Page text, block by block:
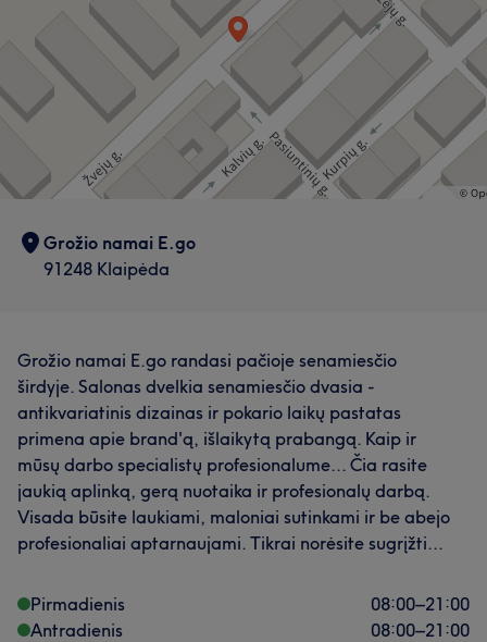
Grožio namai E.go
91248 Klaipėda
Grožio namai E.go randasi pačioje senamiesčio
širdyje. Salonas dvelkia senamiesčio dvasia -
antikvariatinis dizainas ir pokario laikų pastatas
primena apie brand'ą, išlaikytą prabangą. Kaip ir
mūsų darbo specialistų profesionalume... Čia rasite
jaukią aplinką, gerą nuotaika ir profesionalų darbą.
Visada būsite laukiami, maloniai sutinkami ir be abejo
profesionaliai aptarnaujami. Tikrai norėsite sugrįžti...
Pirmadienis 08:00–21:00
Antradienis
08:00–21:00